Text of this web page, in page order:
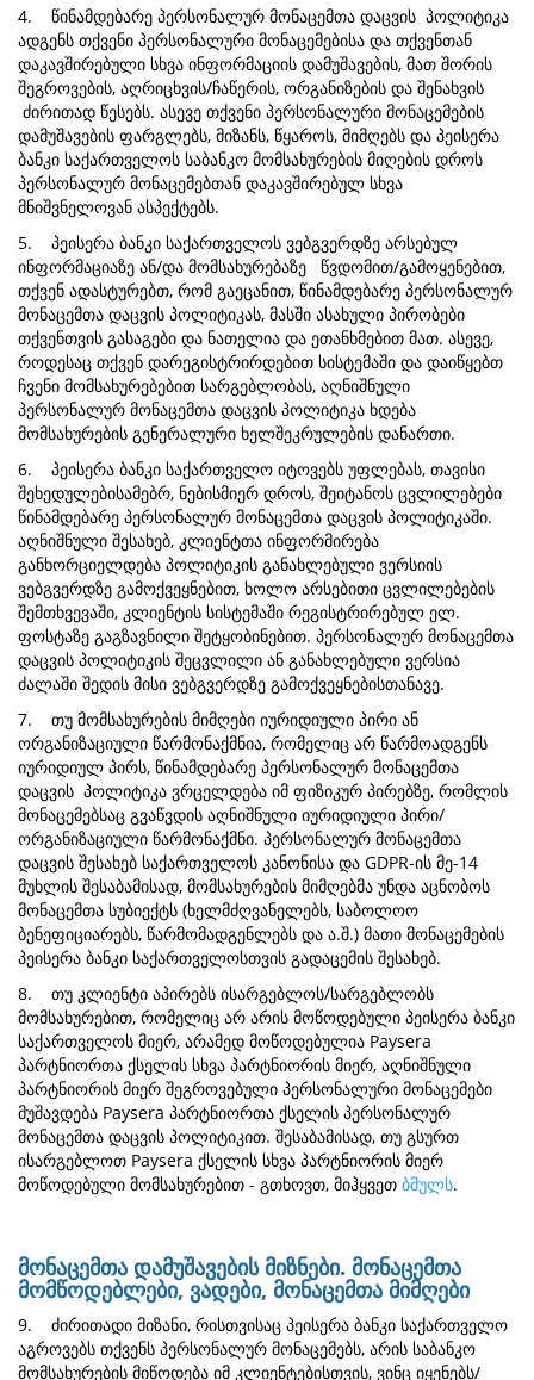
4. წინამდებარე პერსონალურ მონაცემთა დაცვის პოლიტიკა
ადგენს თქვენი პერსონალური მონაცემებისა და თქვენთან
დაკავშირებული სხვა ინფორმაციის დამუშავების, მათ შორის
შეგროვების, აღრიცხვის/ჩაწერის, ორგანიზების და შენახვის
ძირითად წესებს. ასევე თქვენი პერსონალური მონაცემების
დამუშავების ფარგლებს, მიზანს, წყაროს, მიმღებს და პეისერა
ბანკი საქართველოს საბანკო მომსახურების მიღების დროს
პერსონალურ მონაცემებთან დაკავშირებულ სხვა
მნიშვნელოვან ასპექტებს.
5. პეისერა ბანკი საქართველოს ვებგვერდზე არსებულ
ინფორმაციაზე ან/და მომსახურებაზე წვდომით/გამოყენებით,
თქვენ ადასტურებთ, რომ გაეცანით, წინამდებარე პერსონალურ
მონაცემთა დაცვის პოლიტიკას, მასში ასახული პირობები
თქვენთვის გასაგები და ნათელია და ეთანხმებით მათ. ასევე,
როდესაც თქვენ დარეგისტრირდებით სისტემაში და დაიწყებთ
ჩვენი მომსახურებებით სარგებლობას, აღნიშნული
პერსონალურ მონაცემთა დაცვის პოლიტიკა ხდება
მომსახურების გენერალური ხელშეკრულების დანართი.
6. პეისერა ბანკი საქართველო იტოვებს უფლებას, თავისი
შეხედულებისამებრ, ნებისმიერ დროს, შეიტანოს ცვლილებები
წინამდებარე პერსონალურ მონაცემთა დაცვის პოლიტიკაში.
აღნიშნული შესახებ, კლიენტთა ინფორმირება
განხორციელდება პოლიტიკის განახლებული ვერსიის
ვებგვერდზე გამოქვეყნებით, ხოლო არსებითი ცვლილებების
შემთხვევაში, კლიენტის სისტემაში რეგისტრირებულ ელ.
ფოსტაზე გაგზავნილი შეტყობინებით. პერსონალურ მონაცემთა
დაცვის პოლიტიკის შეცვლილი ან განახლებული ვერსია
ძალაში შედის მისი ვებგვერდზე გამოქვეყნებისთანავე.
7. თუ მომსახურების მიმღები იურიდიული პირი ან
ორგანიზაციული წარმონაქმნია, რომელიც არ წარმოადგენს
იურიდიულ პირს, წინამდებარე პერსონალურ მონაცემთა
დაცვის პოლიტიკა ვრცელდება იმ ფიზიკურ პირებზე, რომლის
მონაცემებსაც გვაწვდის აღნიშნული იურიდიული პირი/
ორგანიზაციული წარმონაქმნი. პერსონალურ მონაცემთა
დაცვის შესახებ საქართველოს კანონისა და GDPR-ის მე-14
მუხლის შესაბამისად, მომსახურების მიმღებმა უნდა აცნობოს
მონაცემთა სუბიექტს (ხელმძღვანელებს, საბოლოო
ბენეფიციარებს, წარმომადგენლებს და ა.შ.) მათი მონაცემების
პეისერა ბანკი საქართველოსთვის გადაცემის შესახებ.
8. თუ კლიენტი აპირებს ისარგებლოს/სარგებლობს
მომსახურებით, რომელიც არ არის მოწოდებული პეისერა ბანკი
საქართველოს მიერ, არამედ მოწოდებულია Paysera
პარტნიორთა ქსელის სხვა პარტნიორის მიერ, აღნიშნული
პარტნიორის მიერ შეგროვებული პერსონალური მონაცემები
მუშავდება Paysera პარტნიორთა ქსელის პერსონალურ
მონაცემთა დაცვის პოლიტიკით. შესაბამისად, თუ გსურთ
ისარგებლოთ Paysera ქსელის სხვა პარტნიორის მიერ
მოწოდებული მომსახურებით - გთხოვთ, მიჰყვეთ ბმულს.
მონაცემთა დამუშავების მიზნები. მონაცემთა
მომწოდებლები, ვადები, მონაცემთა მიმღები
9. ძირითადი მიზანი, რისთვისაც პეისერა ბანკი საქართველო
აგროვებს თქვენს პერსონალურ მონაცემებს, არის საბანკო
მომსახურების მიწოდება იმ კლიენტებისთვის, ვინც იყენებს/